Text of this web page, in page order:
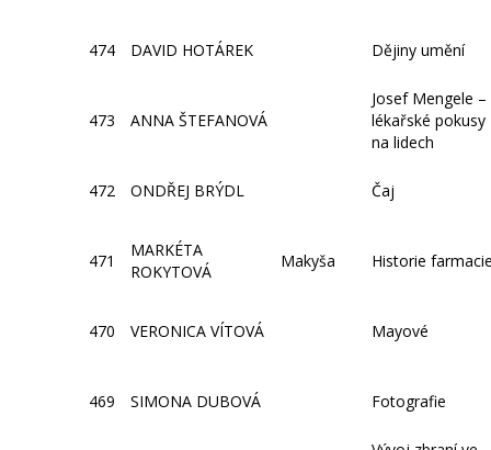
474 DAVID HOTÁREK Dějiny umění
473 ANNA ŠTEFANOVÁ
Josef Mengele –
lékařské pokusy
na lidech
472 ONDŘEJ BRÝDL Čaj
471
MARKÉTA
ROKYTOVÁ
Makyša Historie
470 VERONICA VÍTOVÁ Mayové
469 SIMONA DUBOVÁ Fotografie